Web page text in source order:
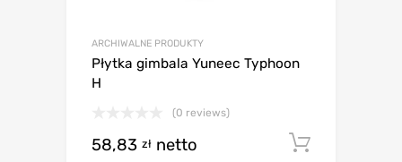
ARCHIWALNE PRODUKTY
Płytka gimbala Yuneec Typhoon
H
(0 reviews)
58,83 zł netto